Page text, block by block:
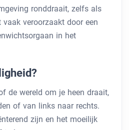
ronddraait, zelfs als
veroorzaakt door een
in het
de wereld om je heen draait,
of van links naar rechts.
zijn en het moeilijk